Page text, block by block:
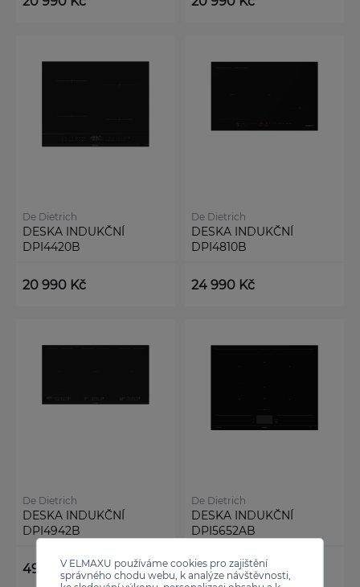
V ELMAXU používáme cookies pro zajištění
správného chodu webu, k analýze návštěvnosti,
De Dietrich
DESKA INDUKČNÍ
DPI4420B
20 990 Kč
De Dietrich
DESKA INDUKČNÍ
DPI4810B
24 990 Kč
De Dietrich
DESKA INDUKČNÍ
DPI4942B
49 990 Kč
De Dietrich
DESKA INDUKČNÍ
DPI5652AB
49 990 Kč